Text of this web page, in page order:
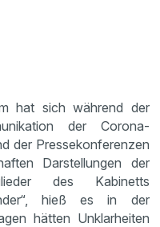
hat sich während der
der Corona-
der Pressekonferenzen
Darstellungen der
des Kabinetts
hieß es in der
hätten Unklarheiten